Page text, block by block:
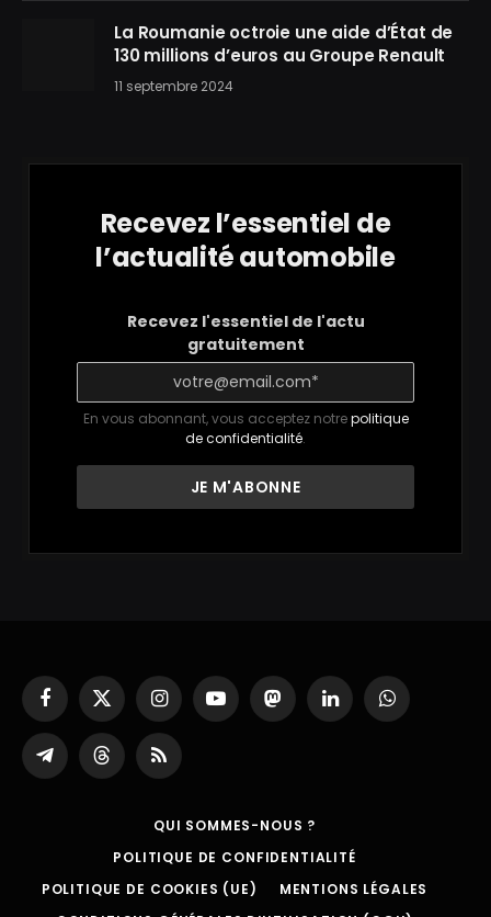
La Roumanie octroie une aide d’État de
130 millions d’euros au Groupe Renault
11 septembre 2024
Recevez l’essentiel de
l’actualité automobile
Recevez l'essentiel de l'actu
gratuitement
En vous abonnant, vous acceptez notrepolitique
de confidentialité.
Facebook
X
(Twitter)
InstagramYouTubeMastodonLinkedInWhatsApp
Partager
sur
ThreadsRSS
QUI SOMMES-NOUS ?
POLITIQUE DE CONFIDENTIALITÉ
POLITIQUE DE COOKIES (UE)
MENTIONS LÉGALES